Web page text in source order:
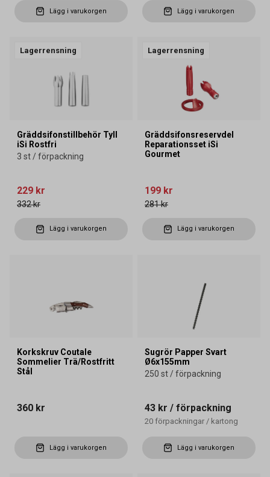
Lägg i varukorgen Lägg i varukorgen
Lagerrensning
Gräddsifonstillbehör Tyll
iSi Rostfri
3 st / förpackning
229 kr
332 kr
Lägg i varukorgen
Lagerrensning
Gräddsifonsreservdel
Reparationsset iSi
Gourmet
199 kr
281 kr
Lägg i varukorgen
Korkskruv Coutale
Sommelier Trä/Rostfritt
Stål
360 kr
Lägg i varukorgen
Sugrör Papper Svart
Ø6x155mm
250 st / förpackning
43 kr / förpackning
20 förpackningar / kartong
Lägg i varukorgen